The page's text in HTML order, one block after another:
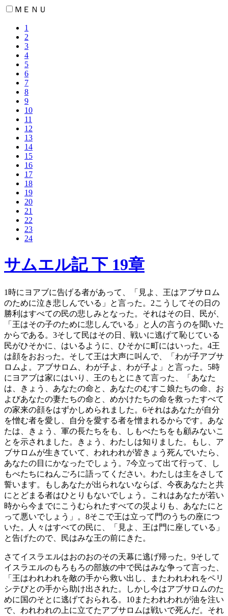
ＭＥＮＵ
1
2
3
4
5
6
7
8
9
10
11
12
13
14
15
16
17
18
19
20
21
22
23
24
サムエル記 下 19章
1 時にヨアブに告げる者があって、「見よ、王はアブサロム
のために泣き悲しんでいる」と言った。 2こうしてその日の
勝利はすべての民の悲しみとなった。それはその日、民が、
「王はその子のために悲しんでいる」と人の言うのを聞いた
からである。 3そして民はその日、戦いに逃げて恥じている
民がひそかに、はいるように、ひそかに町にはいった。 4王
は顔をおおった。そして王は大声に叫んで、「わが子アブサ
ロムよ。アブサロム、わが子よ、わが子よ」と言った。 5時
にヨアブは家にはいり、王のもとにきて言った、「あなた
は、きょう、あなたの命と、あなたのむすこ娘たちの命、お
よびあなたの妻たちの命と、めかけたちの命を救ったすべて
の家来の顔をはずかしめられました。 6それはあなたが自分
を憎む者を愛し、自分を愛する者を憎まれるからです。あな
たは、きょう、軍の長たちをも、しもべたちをも顧みないこ
とを示されました。きょう、わたしは知りました。もし、ア
ブサロムが生きていて、われわれが皆きょう死んでいたら、
あなたの目にかなったでしょう。 7今立って出て行って、し
もべたちにねんごろに語ってください。わたしは主をさして
誓います。もしあなたが出られないならば、今夜あなたと共
にとどまる者はひとりもないでしょう。これはあなたが若い
時から今までにこうむられたすべての災よりも、あなたにと
って悪いでしょう」。 8そこで王は立って門のうちの座につ
いた。人々はすべての民に、「見よ、王は門に座している」
と告げたので、民はみな王の前にきた。
さてイスラエルはおのおのその天幕に逃げ帰った。 9そして
イスラエルのもろもろの部族の中で民はみな争って言った、
「王はわれわれを敵の手から救い出し、またわれわれをペリ
シテびとの手から助け出された。しかし今はアブサロムのた
めに国のそとに逃げておられる。 10またわれわれが油を注い
で、われわれの上に立てたアブサロムは戦いで死んだ。それ